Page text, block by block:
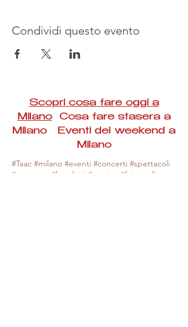
Condividi questo evento
Scopri cosa fare oggi a
MilanoCosa fare stasera a
Milano Eventi del weekend a
Milano
#Taac #milano #eventi #concerti #spettacoli
#rassegne #bambini #mostre #fotografia